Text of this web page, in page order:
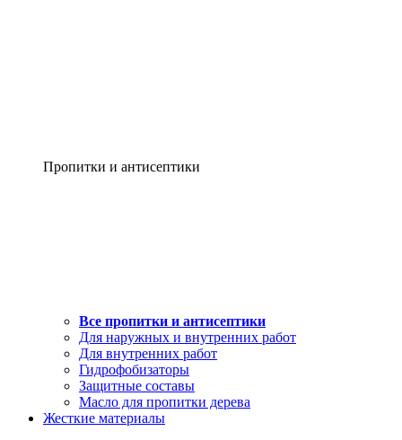
Пропитки и антисептики
Все пропитки и антисептики
Для наружных и внутренних работ
Для внутренних работ
Гидрофобизаторы
Защитные составы
Масло для пропитки дерева
Жесткие материалы